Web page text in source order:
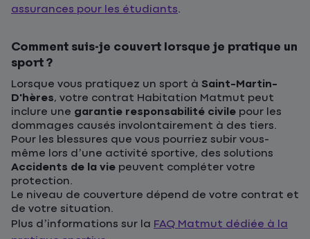
assurances pour les étudiants.
Comment suis-je couvert lorsque je pratique un
sport ?
Lorsque vous pratiquez un sport à Saint-Martin-
D'hères, votre contrat Habitation Matmut peut
inclure une garantie responsabilité civile pour les
dommages causés involontairement à des tiers.
Pour les blessures que vous pourriez subir vous-
même lors d’une activité sportive, des solutions
Accidents de la vie peuvent compléter votre
protection.
Le niveau de couverture dépend de votre contrat et
de votre situation.
Plus d’informations sur la FAQ Matmut dédiée à la